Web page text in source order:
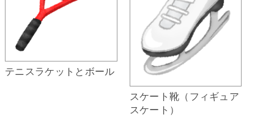
テニスラケットとボール
スケート靴（フィギュア
スケート）